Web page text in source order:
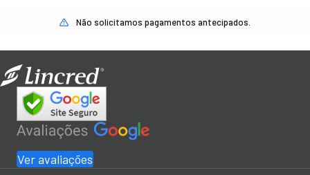
Não solicitamos pagamentos antecipados.
Ver avaliações